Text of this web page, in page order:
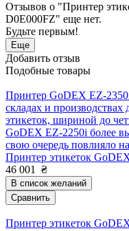
Отзывов о "Принтер
D0E000FZ" еще нет.
Будьте первым!
Еще
Добавить отзыв
Подобные товары
Принтер GoDEX EZ-
складах и
этикеток, шириной до
GoDEX EZ-2250i более
свою очередь повлияло
Принтер этикеток
46 001
₴
В список желаний
Сравнить
Принтер этикеток